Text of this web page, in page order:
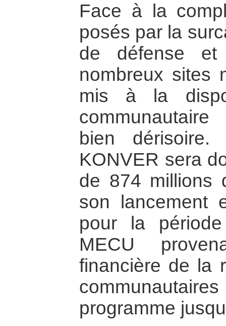
Face à la
posés par la
de défense et
nombreux sites
mis à la
communautaire
bien
KONVER sera
de 874 millions
son lancement
pour la
MECU
financière de la
programme